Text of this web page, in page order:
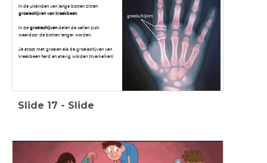
In de uiteinden van lange botten zitten
groeischijven van kraakbeen.
In degroeischijvendelen de cellen zich,
waardoor de botten langer worden.
Je stopt met groeien als de groeischijven van
kraakbeen hard en stevig worden (=verkalken)
Slide 17 - Slide